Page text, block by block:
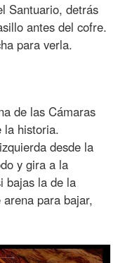
Santuario, detrás
antes del cofre.
para verla.
de las Cámaras
la historia.
desde la
y gira a la
bajas la de la
para bajar,